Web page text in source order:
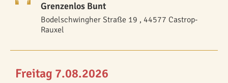
Grenzenlos Bunt
Bodelschwingher Straße 19 , 44577 Castrop-
Rauxel
Freitag 7.08.2026